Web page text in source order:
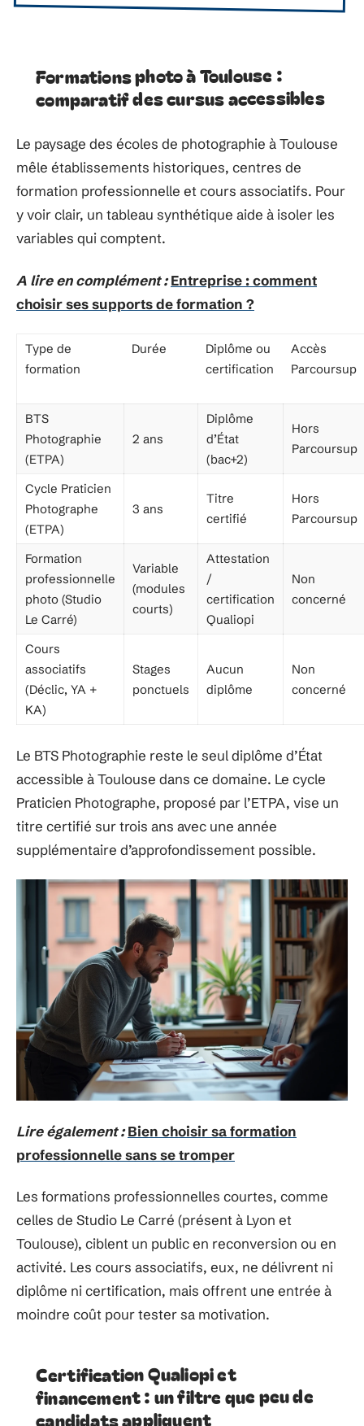
Formations photo à Toulouse :
comparatif des cursus accessibles
Le paysage des écoles de photographie à Toulouse
mêle établissements historiques, centres de
formation professionnelle et cours associatifs. Pour
y voir clair, un tableau synthétique aide à isoler les
variables qui comptent.
A lire en complément : Entreprise : comment
choisir ses supports de formation ?
Type de
formation
Durée
Diplôme ou
certification
Accès
Parcoursup
BTS
Photographie
(ETPA)
2 ans
Diplôme
d’État
(bac+2)
Hors
Parcoursup
Cycle Praticien
Photographe
(ETPA)
3 ans
Titre
certifié
Hors
Parcoursup
Formation
professionnelle
photo (Studio
Le Carré)
Variable
(modules
courts)
Attestation
/
certification
Qualiopi
Non
concerné
Cours
associatifs
(Déclic, YA +
KA)
Stages
ponctuels
Aucun
diplôme
Non
concerné
Le BTS Photographie reste le seul diplôme d’État
accessible à Toulouse dans ce domaine. Le cycle
Praticien Photographe, proposé par l’ETPA, vise un
titre certifié sur trois ans avec une année
supplémentaire d’approfondissement possible.
Lire également : Bien choisir sa formation
professionnelle sans se tromper
Les formations professionnelles courtes, comme
celles de Studio Le Carré (présent à Lyon et
Toulouse), ciblent un public en reconversion ou en
activité. Les cours associatifs, eux, ne délivrent ni
diplôme ni certification, mais offrent une entrée à
moindre coût pour tester sa motivation.
Certification Qualiopi et
financement : un filtre que peu de
candidats appliquent